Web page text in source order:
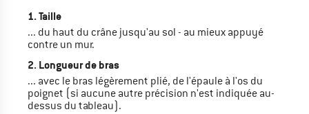
1. Taille
... du haut du crâne jusqu'au sol - au mieux appuyé
contre un mur.
2. Longueur de bras
... avec le bras légèrement plié, de l'épaule à l'os du
poignet (si aucune autre précision n'est indiquée au-
dessus du tableau).